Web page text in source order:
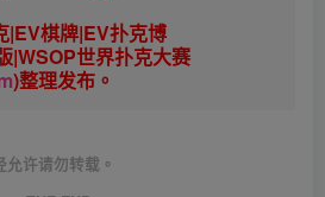
|EV棋牌|EV扑克博
|WSOP世界扑克大赛
)整理发布。
许请勿转载。